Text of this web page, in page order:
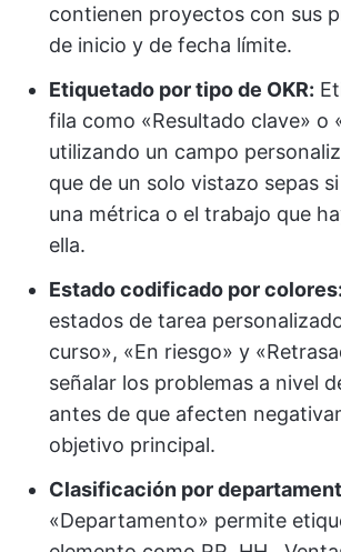
contienen proyectos con sus
de inicio y de fecha límite.
Etiquetado por tipo de OKR:
fila como «Resultado clave» o
utilizando un campo
que de un solo vistazo sepas
una métrica o el trabajo que
ella.
Estado codificado por colores:
estados de tarea
curso», «En riesgo» y
señalar los problemas a nivel
antes de que afecten
objetivo principal.
Clasificación por
«Departamento» permite